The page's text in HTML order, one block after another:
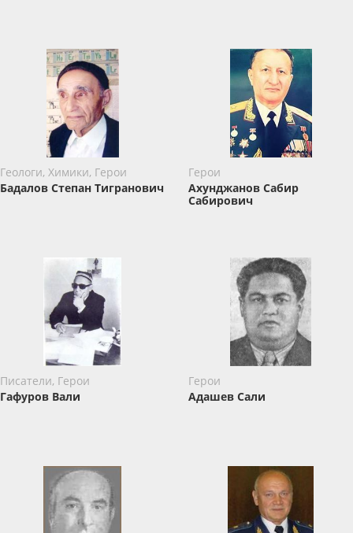
Геологи, Химики, Герои
Бадалов Степан Тигранович
Герои
Ахунджанов Сабир
Сабирович
Писатели, Герои
Гафуров Вали
Герои
Адашев Сали